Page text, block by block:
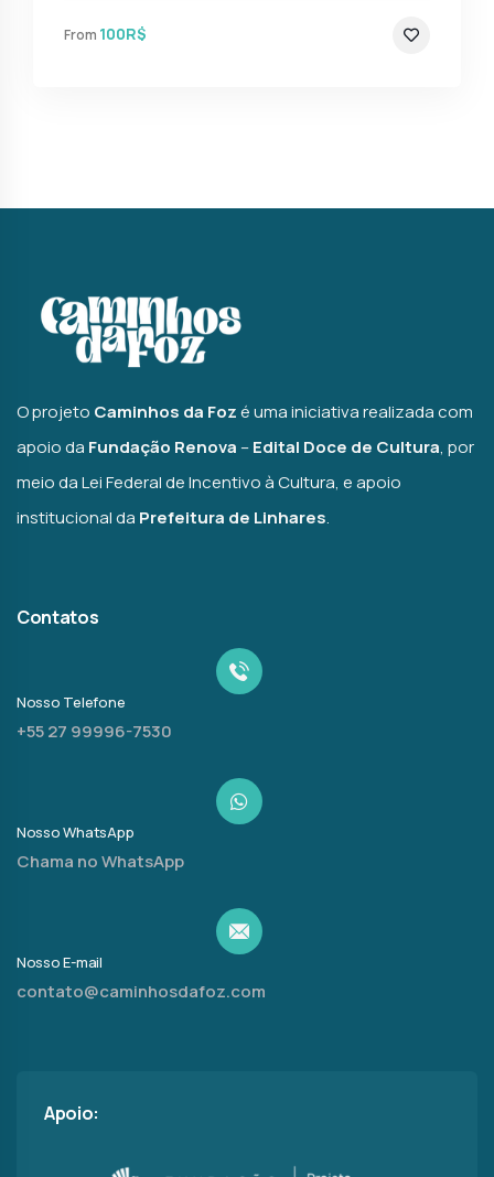
From 100R$
O projeto Caminhos da Fozé uma iniciativa realizada com
apoio da Fundação Renova –Edital Doce de Cultura, por
meio da Lei Federal de Incentivo à Cultura, e apoio
institucional da Prefeitura de Linhares.
Contatos
Nosso Telefone
+55 27 99996-7530
Nosso WhatsApp
Chama no WhatsApp
Nosso E-mail
contato@caminhosdafoz.com
Apoio: